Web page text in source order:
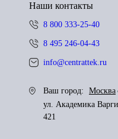
Наши контакты
8 800 333-25-40
8 495 246-04-43
info@centrattek.ru
Ваш город:
Москва
ул. Академика
421